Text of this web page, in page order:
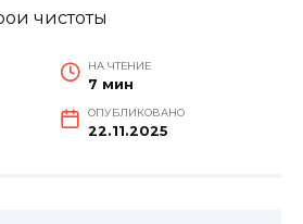
НА ЧТЕНИЕ
7 мин
ОПУБЛИКОВАНО
22.11.2025